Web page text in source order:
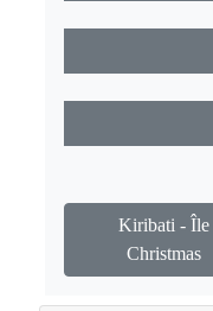
Kiribati - Île
Christmas